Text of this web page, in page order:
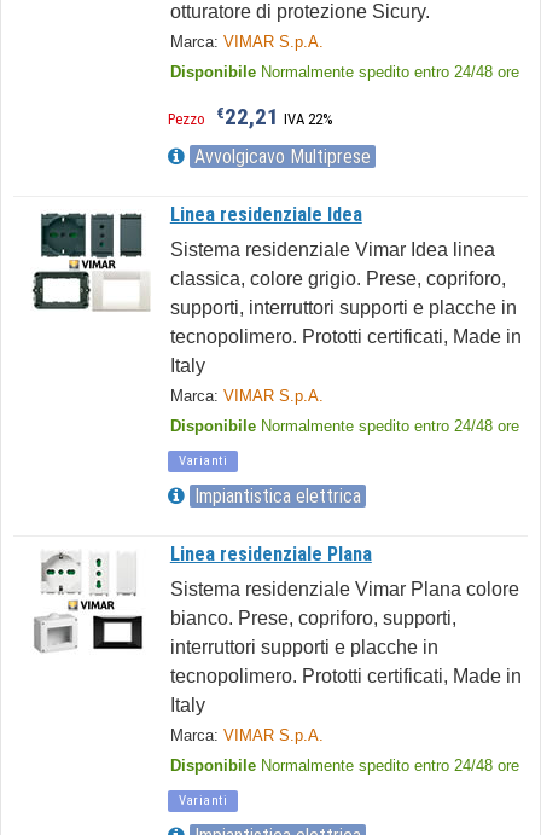
otturatore di protezione Sicury.
Marca: VIMAR S.p.A.
Disponibile Normalmente spedito entro 24/48 ore
Pezzo €22,21 IVA 22%
Avvolgicavo Multiprese
Linea residenziale Idea
Sistema residenziale Vimar Idea linea
classica, colore grigio. Prese, copriforo,
supporti, interruttori supporti e placche in
tecnopolimero. Prototti certificati, Made in
Italy
Marca: VIMAR S.p.A.
Disponibile Normalmente spedito entro 24/48 ore
Varianti
Impiantistica elettrica
Linea residenziale Plana
Sistema residenziale Vimar Plana colore
bianco. Prese, copriforo, supporti,
interruttori supporti e placche in
tecnopolimero. Prototti certificati, Made in
Italy
Marca: VIMAR S.p.A.
Disponibile Normalmente spedito entro 24/48 ore
Varianti